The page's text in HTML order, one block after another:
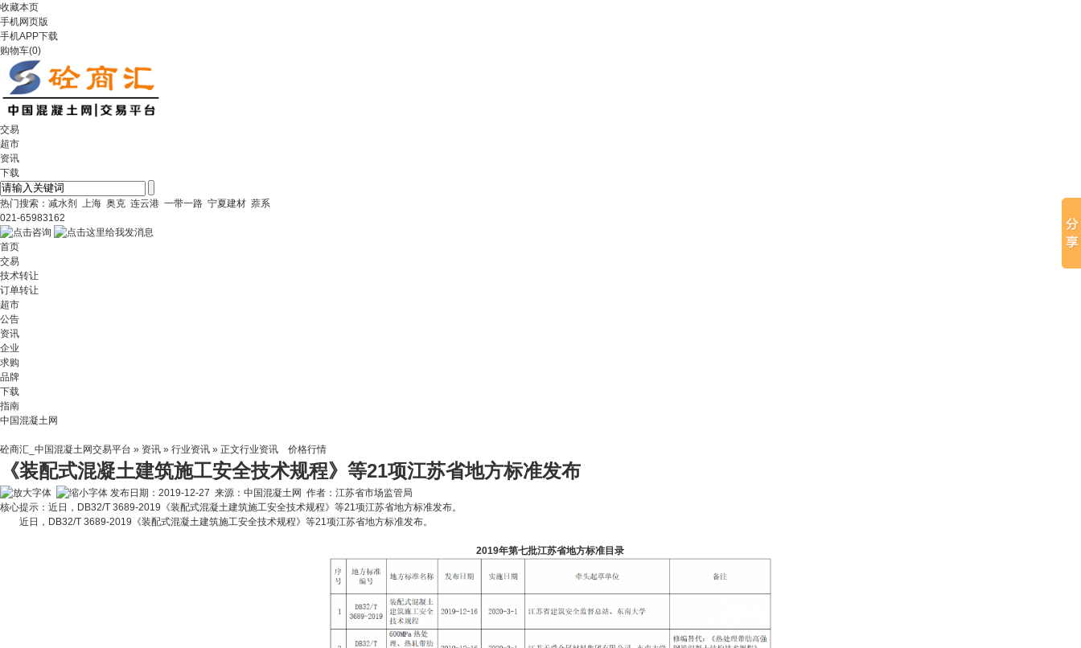
收藏本页
手机网页版
手机APP下载
购物车(0)
交易
超市
资讯
下载
热门搜索： 减水剂 上海 奥克 连云港 一带一路 宁夏建材 萘系
021-65983162
首页
交易
技术转让
订单转让
超市
公告
资讯
企业
求购
品牌
下载
指南
中国混凝土网
砼商汇_中国混凝土网交易平台 » 资讯 » 行业资讯 » 正文行业资讯 价格行情
《装配式混凝土建筑施工安全技术规程》等21项江苏省地方标准发布
发布日期：2019-12-27 来源：中国混凝土网 作者：江苏省市场监管局
核心提示：近日，DB32/T 3689-2019《装配式混凝土建筑施工安全技术规程》等21项江苏省地方标准发布。
近日，DB32/T 3689-2019《装配式混凝土建筑施工安全技术规程》等21项江苏省地方标准发布。
2019年第七批江苏省地方标准目录